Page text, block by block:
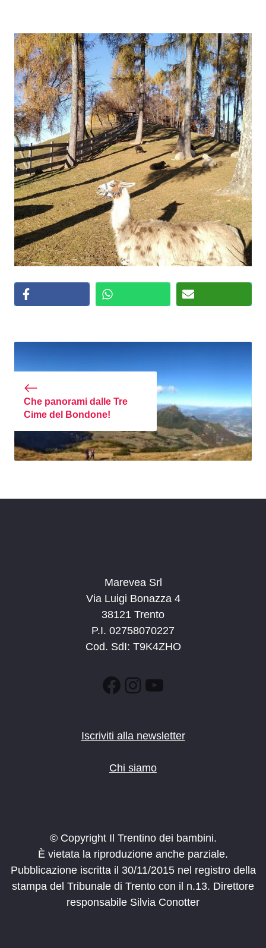
Che panorami dalle Tre
Cime del Bondone!
Marevea Srl
Via Luigi Bonazza 4
38121 Trento
P.I. 02758070227
Cod. SdI: T9K4ZHO
Facebook
Instagram
YouTube
Iscriviti alla newsletter
Chi siamo
© Copyright Il Trentino dei bambini.
È vietata la riproduzione anche parziale.
Pubblicazione iscritta il 30/11/2015 nel registro della
stampa del Tribunale di Trento con il n.13. Direttore
responsabile Silvia Conotter